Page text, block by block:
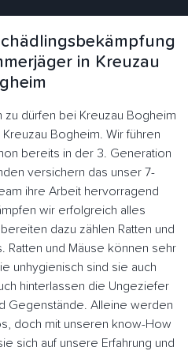
in Kreuzau
dürfen bei Kreuzau Bogheim
Bogheim. Wir führen
bereits in der 3. Generation
versichern das unser 7-
ihre Arbeit hervorragend
wir erfolgreich alles
dazu zählen Ratten und
Ratten und Mäuse können sehr
unhygienisch sind sie auch
hinterlassen die Ungeziefer
Gegenstände. Alleine werden
doch mit unseren know-How
sich auf unsere Erfahrung und